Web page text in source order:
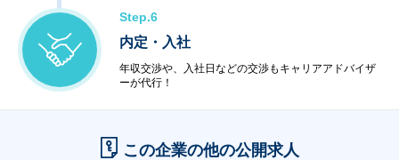
Step.6
内定・入社
年収交渉や、入社日などの交渉もキャリアアドバイザ
ーが代行！
この企業の他の公開求人